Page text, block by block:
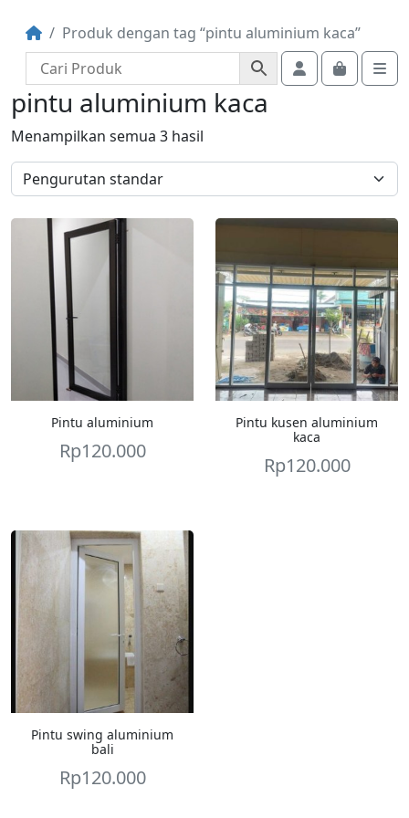
Produk dengan tag “pintu aluminium kaca”
AccountCart
pintu aluminium kaca
Menampilkan semua 3 hasil
Pintu aluminium
Rp120.000
Pintu kusen aluminium
kaca
Rp120.000
Pintu swing aluminium
bali
Rp120.000